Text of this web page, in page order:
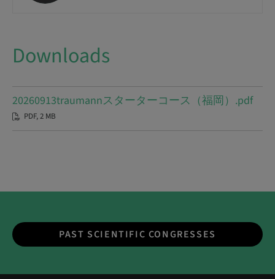
Downloads
20260913traumannスターターコース（福岡）.pdf
PDF, 2 MB
PAST SCIENTIFIC CONGRESSES